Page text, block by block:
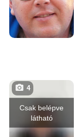
Csak belépve
látható
4